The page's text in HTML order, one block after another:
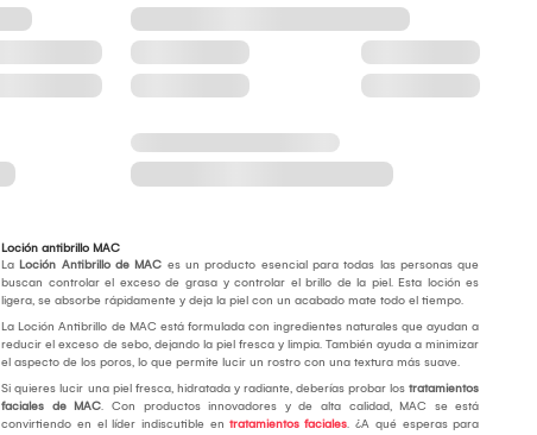
Loción antibrillo MAC
La Loción Antibrillo de MAC es un producto esencial para todas las personas que
buscan controlar el exceso de grasa y controlar el brillo de la piel. Esta loción es
ligera, se absorbe rápidamente y deja la piel con un acabado mate todo el tiempo.
La Loción Antibrillo de MAC está formulada con ingredientes naturales que ayudan a
reducir el exceso de sebo, dejando la piel fresca y limpia. También ayuda a minimizar
el aspecto de los poros, lo que permite lucir un rostro con una textura más suave.
Si quieres lucir una piel fresca, hidratada y radiante, deberías probar lostratamientos
faciales de MAC. Con productos innovadores y de alta calidad, MAC se está
convirtiendo en el líder indiscutible entratamientos faciales. ¿A qué esperas para